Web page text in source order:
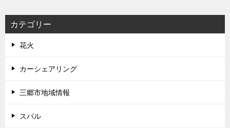
カテゴリー
花火
カーシェアリング
三郷市地域情報
スバル